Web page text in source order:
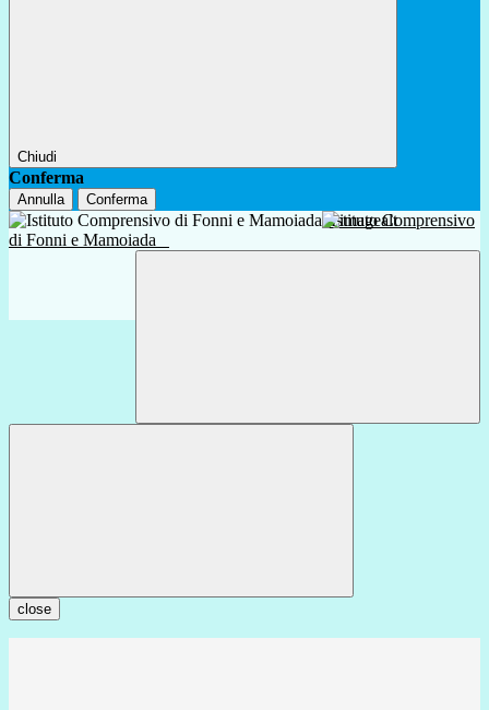
Chiudi
Conferma
Annulla Conferma
Istituto Comprensivo
di Fonni e Mamoiada
close